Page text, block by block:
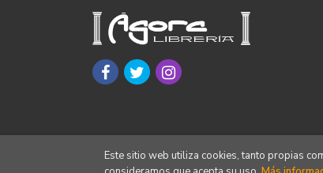
Este sitio web utiliza cookies, tanto propias